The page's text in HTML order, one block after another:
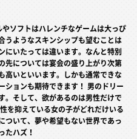
ソフトはハレンチなゲームは大っぴ
うようなスキンシップも望むことは
にいたっては違います。なんと特別
先については宴会の盛り上がり次第
高いといいます。しかも通常できな
ションも期待できます！ 男のドリー
。そして、欲があるのは男性だけで
を抑えている女の子がどれだけいる
ついて、夢や希望もない世界であっ
たハズ！